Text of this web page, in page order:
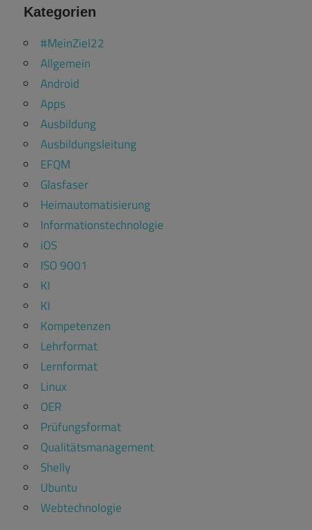
Kategorien
#MeinZiel22
Allgemein
Android
Apps
Ausbildung
Ausbildungsleitung
EFQM
Glasfaser
Heimautomatisierung
Informationstechnologie
iOS
ISO 9001
KI
KI
Kompetenzen
Lehrformat
Lernformat
Linux
OER
Prüfungsformat
Qualitätsmanagement
Shelly
Ubuntu
Webtechnologie